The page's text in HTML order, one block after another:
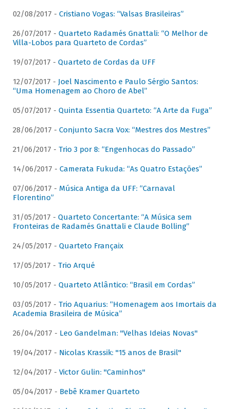
02/08/2017 - Cristiano Vogas: “Valsas Brasileiras”
26/07/2017 - Quarteto Radamés Gnattali: “O Melhor de
Villa-Lobos para Quarteto de Cordas”
19/07/2017 - Quarteto de Cordas da UFF
12/07/2017 - Joel Nascimento e Paulo Sérgio Santos:
“Uma Homenagem ao Choro de Abel”
05/07/2017 - Quinta Essentia Quarteto: “A Arte da Fuga”
28/06/2017 - Conjunto Sacra Vox: “Mestres dos Mestres”
21/06/2017 - Trio 3 por 8: “Engenhocas do Passado”
14/06/2017 - Camerata Fukuda: “As Quatro Estações”
07/06/2017 - Música Antiga da UFF: “Carnaval
Florentino”
31/05/2017 - Quarteto Concertante: “A Música sem
Fronteiras de Radamés Gnattali e Claude Bolling”
24/05/2017 - Quarteto Françaix
17/05/2017 - Trio Arqué
10/05/2017 - Quarteto Atlântico: “Brasil em Cordas”
03/05/2017 - Trio Aquarius: “Homenagem aos Imortais da
Academia Brasileira de Música”
26/04/2017 - Leo Gandelman: "Velhas Ideias Novas"
19/04/2017 - Nicolas Krassik: "15 anos de Brasil"
12/04/2017 - Victor Gulin: "Caminhos"
05/04/2017 - Bebê Kramer Quarteto